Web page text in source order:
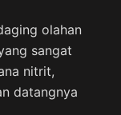
olahan
sangat
nitrit,
datangnya